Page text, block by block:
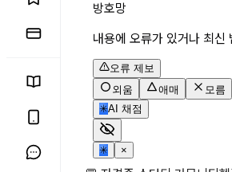
방호망
내용에 오류가 있거나 최신
오류 제보
외움
애매
모름
✳AI 채점
✳ ×